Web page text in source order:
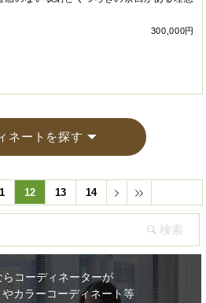
300,000円
ネートを探す
12 13 14
らコーディネーターが
カラーコーディネート等